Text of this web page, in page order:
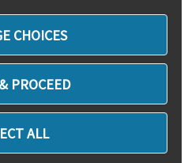
CHOICES
PROCEED
ALL